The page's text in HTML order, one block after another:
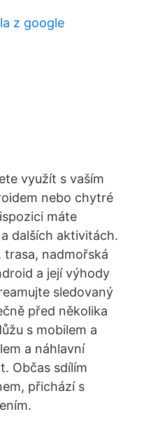
z google
využít s vaším
nebo chytré
máte
dalších aktivitách.
trasa, nadmořská
a její výhody
sledovaný
před několika
s mobilem a
a náhlavní
Občas sdílím
přichází s